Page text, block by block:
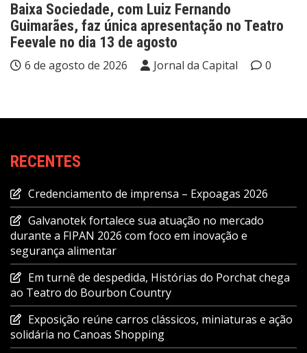
Baixa Sociedade, com Luiz Fernando
Guimarães, faz única apresentação no Teatro
Feevale no dia 13 de agosto
6 de agosto de 2026 Jornal da Capital 0
RECENTES
Credenciamento de imprensa – Expoagas 2026
Galvanotek fortalece sua atuação no mercado
durante a FIPAN 2026 com foco em inovação e
segurança alimentar
Em turnê de despedida, Histórias do Porchat chega
ao Teatro do Bourbon Country
Exposição reúne carros clássicos, miniaturas e ação
solidária no Canoas Shopping